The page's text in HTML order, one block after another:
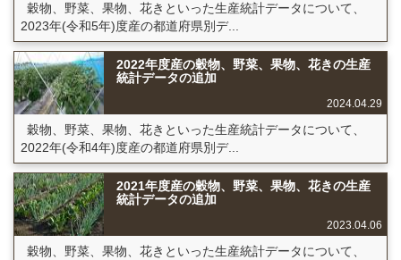
穀物、野菜、果物、花きといった生産統計データについて、
2023年(令和5年)度産の都道府県別デ...
2022年度産の穀物、野菜、果物、花きの生産
統計データの追加
2024.04.29
穀物、野菜、果物、花きといった生産統計データについて、
2022年(令和4年)度産の都道府県別デ...
2021年度産の穀物、野菜、果物、花きの生産
統計データの追加
2023.04.06
穀物、野菜、果物、花きといった生産統計データについて、